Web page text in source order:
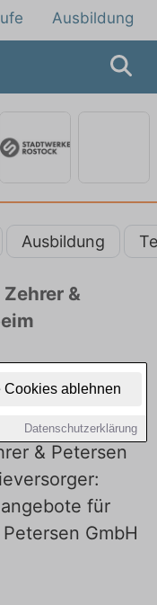
Cookies ablehnen
Datenschutzerklärung
Ausbildung
Ausbildung
&
& Co. KG beim
bewerben!
& Petersen
für
GmbH